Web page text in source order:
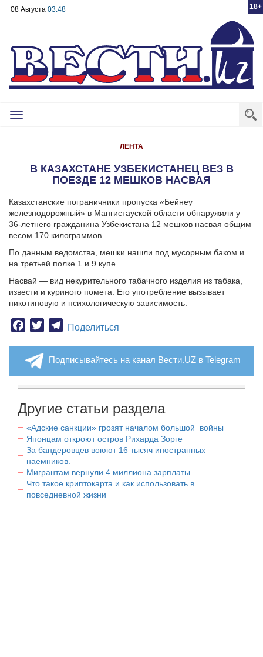
18+
08 Августа 03:48
Toggle
ЛЕНТА
В КАЗАХСТАНЕ УЗБЕКИСТАНЕЦ ВЕЗ В
ПОЕЗДЕ 12 МЕШКОВ НАСВАЯ
Казахстанские пограничники пропуска «Бейнеу
железнодорожный» в Мангистауской области обнаружили у
36-летнего гражданина Узбекистана 12 мешков насвая общим
весом 170 килограммов.
По данным ведомства, мешки нашли под мусорным баком и
на третьей полке 1 и 9 купе.
Насвай — вид некурительного табачного изделия из табака,
извести и куриного помета. Его употребление вызывает
никотиновую и психологическую зависимость.
Facebook
TwitterTelegram
Поделиться
Подписывайтесь на канал Вести.UZ в Telegram
Другие статьи раздела
«Адские санкции» грозят началом большой войны
Японцам откроют остров Рихарда Зорге
За бандеровцев воюют 16 тысяч иностранных
наемников.
Мигрантам вернули 4 миллиона зарплаты.
Что такое криптокарта и как использовать в
повседневной жизни